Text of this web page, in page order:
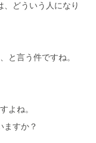
、どういう人になり
と言う件ですね。
よね。
ますか？